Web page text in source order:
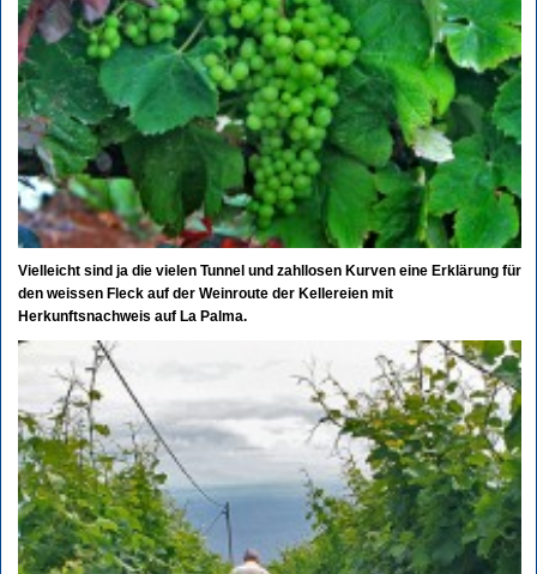
Vielleicht sind ja die vielen Tunnel und zahllosen Kurven eine Erklärung für
den weissen Fleck auf der Weinroute der Kellereien mit
Herkunftsnachweis auf La Palma.